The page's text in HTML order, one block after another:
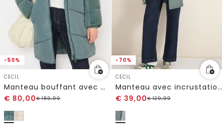
-50%
CECIL
Manteau bouffant avec mélange de velours côtelé
€ 80,00€159,99
-70%
CECIL
Manteau avec incrustation de sweat
€ 39,00€129,99